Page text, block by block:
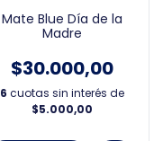
Mate Blue Día de la
Madre
$30.000,00
6 cuotas sin interés de
$5.000,00